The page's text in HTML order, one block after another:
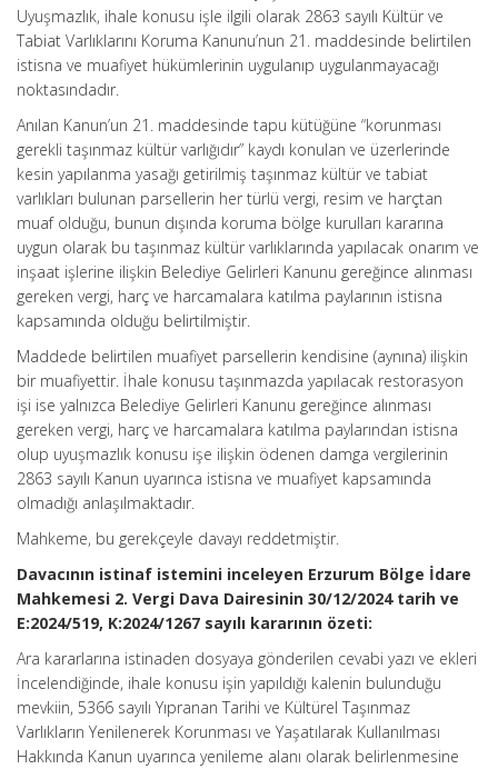
Uyuşmazlık, ihale konusu işle ilgili olarak 2863 sayılı Kültür ve
Tabiat Varlıklarını Koruma Kanunu’nun 21. maddesinde belirtilen
istisna ve muafiyet hükümlerinin uygulanıp uygulanmayacağı
noktasındadır.
Anılan Kanun’un 21. maddesinde tapu kütüğüne “korunması
gerekli taşınmaz kültür varlığıdır” kaydı konulan ve üzerlerinde
kesin yapılanma yasağı getirilmiş taşınmaz kültür ve tabiat
varlıkları bulunan parsellerin her türlü vergi, resim ve harçtan
muaf olduğu, bunun dışında koruma bölge kurulları kararına
uygun olarak bu taşınmaz kültür varlıklarında yapılacak onarım ve
inşaat işlerine ilişkin Belediye Gelirleri Kanunu gereğince alınması
gereken vergi, harç ve harcamalara katılma paylarının istisna
kapsamında olduğu belirtilmiştir.
Maddede belirtilen muafiyet parsellerin kendisine (aynına) ilişkin
bir muafiyettir. İhale konusu taşınmazda yapılacak restorasyon
işi ise yalnızca Belediye Gelirleri Kanunu gereğince alınması
gereken vergi, harç ve harcamalara katılma paylarından istisna
olup uyuşmazlık konusu işe ilişkin ödenen damga vergilerinin
2863 sayılı Kanun uyarınca istisna ve muafiyet kapsamında
olmadığı anlaşılmaktadır.
Mahkeme, bu gerekçeyle davayı reddetmiştir.
Davacının istinaf istemini inceleyen Erzurum Bölge İdare
Mahkemesi 2. Vergi Dava Dairesinin 30/12/2024 tarih ve
E:2024/519, K:2024/1267 sayılı kararının özeti:
Ara kararlarına istinaden dosyaya gönderilen cevabi yazı ve ekleri
İncelendiğinde, ihale konusu işin yapıldığı kalenin bulunduğu
mevkiin, 5366 sayılı Yıpranan Tarihi ve Kültürel Taşınmaz
Varlıkların Yenilenerek Korunması ve Yaşatılarak Kullanılması
Hakkında Kanun uyarınca yenileme alanı olarak belirlenmesine